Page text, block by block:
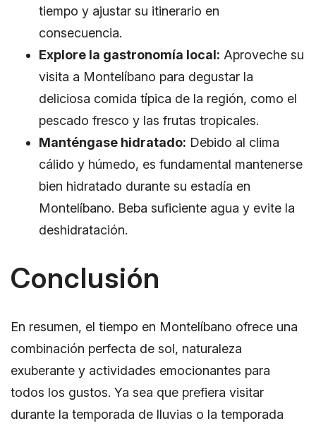
tiempo y ajustar su itinerario en
consecuencia.
Explore la gastronomía local: Aproveche su
visita a Montelíbano para degustar la
deliciosa comida típica de la región, como el
pescado fresco y las frutas tropicales.
Manténgase hidratado: Debido al clima
cálido y húmedo, es fundamental mantenerse
bien hidratado durante su estadía en
Montelíbano. Beba suficiente agua y evite la
deshidratación.
Conclusión
En resumen, el tiempo en Montelíbano ofrece una
combinación perfecta de sol, naturaleza
exuberante y actividades emocionantes para
todos los gustos. Ya sea que prefiera visitar
durante la temporada de lluvias o la temporada